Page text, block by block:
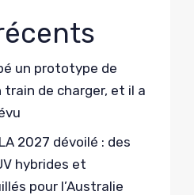
un prototype de
train de charger, et il a
2027 dévoilé : des
hybrides et
pour l’Australie